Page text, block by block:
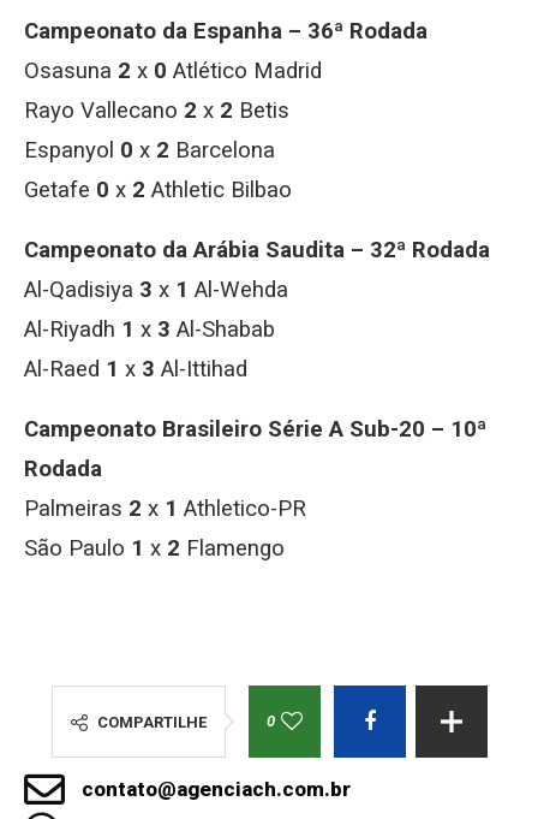
Campeonato da Espanha – 36ª Rodada
Osasuna 2 x 0 Atlético Madrid
Rayo Vallecano 2 x 2 Betis
Espanyol 0 x 2 Barcelona
Getafe 0 x 2 Athletic Bilbao
Campeonato da Arábia Saudita – 32ª Rodada
Al-Qadisiya 3 x 1 Al-Wehda
Al-Riyadh 1 x 3 Al-Shabab
Al-Raed 1 x 3 Al-Ittihad
Campeonato Brasileiro Série A Sub-20 – 10ª
Rodada
Palmeiras 2 x 1 Athletico-PR
São Paulo 1 x 2 Flamengo
COMPARTILHE 0
contato@agenciach.com.br